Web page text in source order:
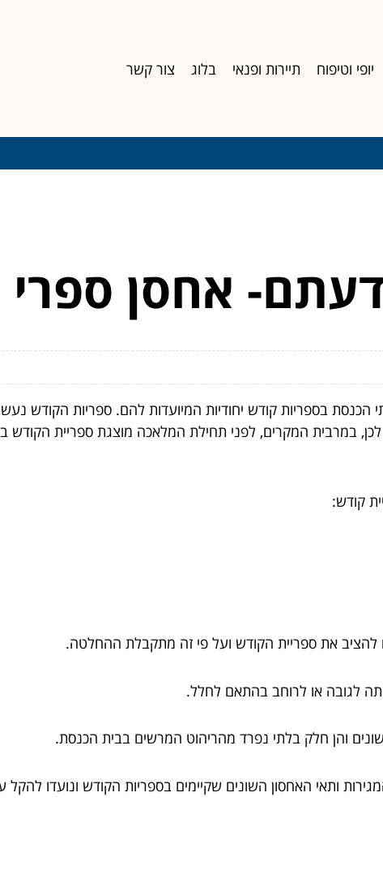
יופי וטיפוח תיירות ופנאי בלוג צור קשר
אחסן
הכנסת בספריות קודש יחודיות המיועדות להם. ספריות הקודש
לכן, במרבית המקרים, לפני תחילת המלאכה מוצגת ספריית
קודש:
להציב את ספריית הקודש ועל פי זה מתקבלת ההחלטה.
לגובה או לרוחב בהתאם לחלל.
והן חלק בלתי נפרד מהריהוט המרשים בבית הכנסת.
ותאי האחסון השונים שקיימים בספריות הקודש ונועדו